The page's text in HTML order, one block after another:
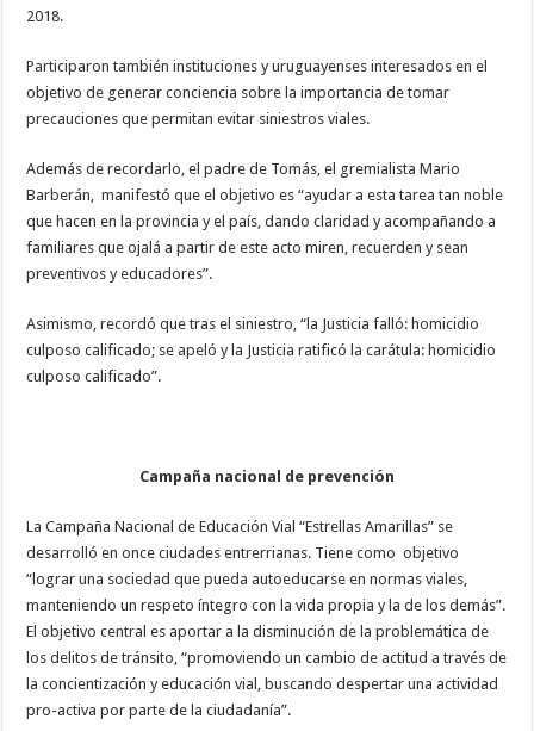
2018.
Participaron también instituciones y uruguayenses interesados en el
objetivo de generar conciencia sobre la importancia de tomar
precauciones que permitan evitar siniestros viales.
Además de recordarlo, el padre de Tomás, el gremialista Mario
Barberán, manifestó que el objetivo es “ayudar a esta tarea tan noble
que hacen en la provincia y el país, dando claridad y acompañando a
familiares que ojalá a partir de este acto miren, recuerden y sean
preventivos y educadores”.
Asimismo, recordó que tras el siniestro, “la Justicia falló: homicidio
culposo calificado; se apeló y la Justicia ratificó la carátula: homicidio
culposo calificado”.
Campaña nacional de prevención
La Campaña Nacional de Educación Vial “Estrellas Amarillas” se
desarrolló en once ciudades entrerrianas. Tiene como objetivo
“lograr una sociedad que pueda autoeducarse en normas viales,
manteniendo un respeto íntegro con la vida propia y la de los demás”.
El objetivo central es aportar a la disminución de la problemática de
los delitos de tránsito, “promoviendo un cambio de actitud a través de
la concientización y educación vial, buscando despertar una actividad
pro-activa por parte de la ciudadanía”.